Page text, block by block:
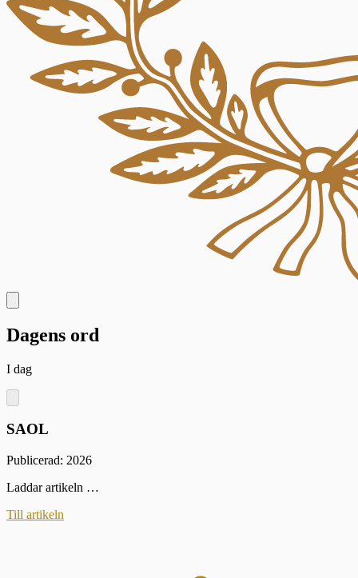
Dagens ord
I dag
SAOL
Publicerad: 2026
Laddar artikeln …
Till artikeln